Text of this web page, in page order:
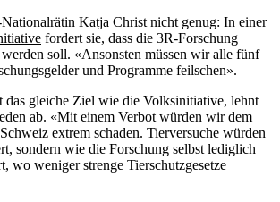
Katja Christ nicht genug: In einer
fordert sie, dass die 3R-Forschung
soll. «Ansonsten müssen wir alle fünf
und Programme feilschen».
das gleiche Ziel wie die Volksinitiative, lehnt
ab. «Mit einem Verbot würden wir dem
extrem schaden. Tierversuche würden
sondern wie die Forschung selbst lediglich
wo weniger strenge Tierschutzgesetze